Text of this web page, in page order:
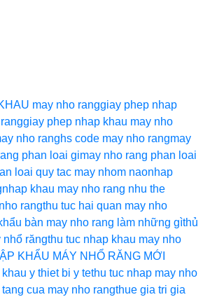
may nho ranggiay phep nhap
giay phep nhap khau may nho
nho ranghs code may nho rangmay
phan loai gimay nho rang phan loai
loai quy tac may nhom naonhap
nhap khau may nho rang nhu the
rangthu tuc hai quan may nho
bàn may nho rang làm những gìthủ
nhổ răngthu tuc nhap khau may nho
KHẨU MÁY NHỔ RĂNG MỚI
y thiet bi y tethu tuc nhap may nho
cua may nho rangthue gia tri gia